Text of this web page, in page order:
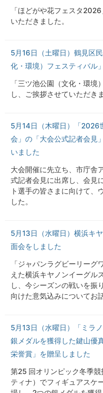
「ほどがや花フェスタ
いただきました。
5月16日（土曜日）鶴見区
化・環境）フェスティバル
「三ツ池公園（文化・環
し、ご挨拶させていただき
5月14日（木曜日）「2026
会」の「大会公式記者会見
いました
大会開催に先立ち、市庁舎
式記者会見に出席し、会見
ト選手の皆さまに向けて、
した。
5月13日（水曜日）横浜キ
面会をしました
「ジャパンラグビーリー
えた横浜キヤノンイーグル
し、今シーズンの戦いを振
向けた意気込みについてお
5月13日（水曜日）「ミラ
銀メダルを獲得した鍵山優
栄誉賞」を贈呈しました
第25 回オリンピック冬季
ティナ）でフィギュアスケ